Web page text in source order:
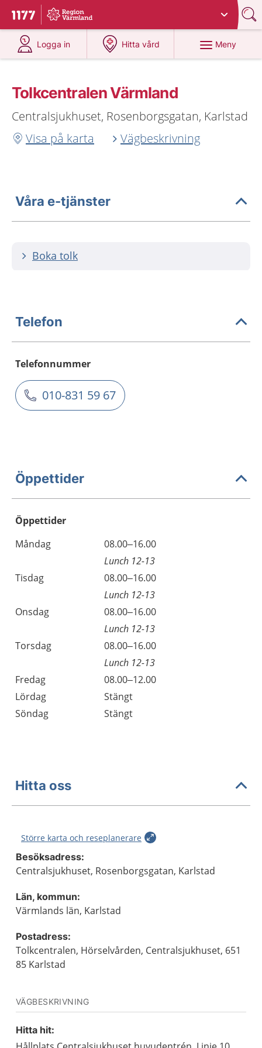
Till startsidan för 1177
Du har valt region
Logga in
på 1177.se
Hitta vård
på 1177.se
Meny
Tolkcentralen Värmland
Centralsjukhuset, Rosenborgsgatan, Karlstad
Visa på karta
Vägbeskrivning
Våra e-tjänster
Boka tolk
Telefon
Telefonnummer
010-831 59 67
Öppettider
Öppettider
Dag
Öppettider
Kommentarer
Måndag
08.00–16.00
Lunch 12-13
Tisdag
08.00–16.00
Lunch 12-13
Onsdag
08.00–16.00
Lunch 12-13
Torsdag
08.00–16.00
Lunch 12-13
Fredag
08.00–12.00
Lördag
Stängt
Söndag
Stängt
Hitta oss
Större karta och reseplanerare
Besöksadress:
Centralsjukhuset, Rosenborgsgatan, Karlstad
Län, kommun:
Värmlands län, Karlstad
Postadress:
Tolkcentralen, Hörselvården, Centralsjukhuset, 651
85 Karlstad
VÄGBESKRIVNING
Hitta hit: